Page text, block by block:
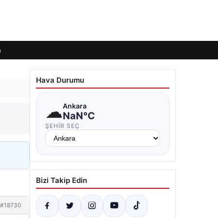
#18730
Hava Durumu
☁Ankara
NaN°C
ŞEHIR SEÇ
Bizi Takip Edin